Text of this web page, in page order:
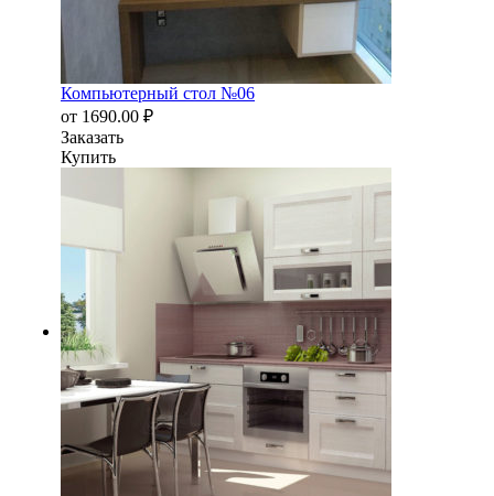
Компьютерный стол №06
от 1690.00 ₽
Заказать
Купить